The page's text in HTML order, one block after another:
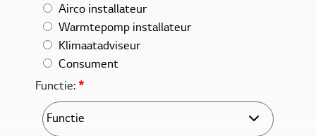
Airco installateur
Warmtepomp installateur
Klimaatadviseur
Consument
Functie: *